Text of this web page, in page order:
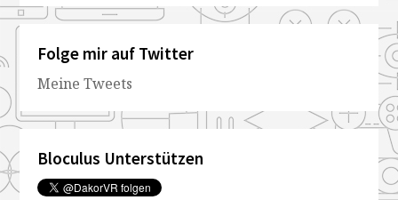
Folge mir auf Twitter
Meine Tweets
Bloculus Unterstützen